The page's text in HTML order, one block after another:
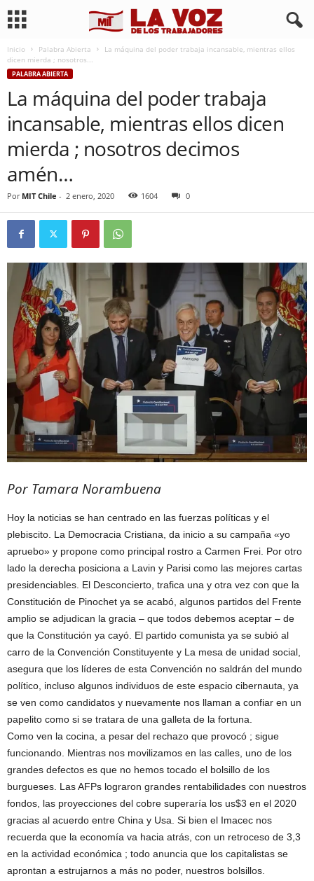
Inicio Palabra Abierta
La máquina del poder trabaja incansable, mientras ellos
dicen mierda ; nosotros...
PALABRA ABIERTA
La máquina del poder trabaja
incansable, mientras ellos dicen
mierda ; nosotros decimos
amén…
Por MIT Chile - 2 enero, 2020 1604 0
Por Tamara Norambuena
Hoy la noticias se han centrado en las fuerzas políticas y el
plebiscito. La Democracia Cristiana, da inicio a su campaña «yo
apruebo» y propone como principal rostro a Carmen Frei. Por otro
lado la derecha posiciona a Lavin y Parisi como las mejores cartas
presidenciables. El Desconcierto, trafica una y otra vez con que la
Constitución de Pinochet ya se acabó, algunos partidos del Frente
amplio se adjudican la gracia – que todos debemos aceptar – de
que la Constitución ya cayó. El partido comunista ya se subió al
carro de la Convención Constituyente y La mesa de unidad social,
asegura que los líderes de esta Convención no saldrán del mundo
político, incluso algunos individuos de este espacio cibernauta, ya
se ven como candidatos y nuevamente nos llaman a confiar en un
papelito como si se tratara de una galleta de la fortuna.
Como ven la cocina, a pesar del rechazo que provocó ; sigue
funcionando. Mientras nos movilizamos en las calles, uno de los
grandes defectos es que no hemos tocado el bolsillo de los
burgueses. Las AFPs lograron grandes rentabilidades con nuestros
fondos, las proyecciones del cobre superaría los us$3 en el 2020
gracias al acuerdo entre China y Usa. Si bien el Imacec nos
recuerda que la economía va hacia atrás, con un retroceso de 3,3
en la actividad económica ; todo anuncia que los capitalistas se
aprontan a estrujarnos a más no poder, nuestros bolsillos.